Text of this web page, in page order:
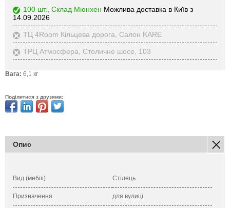
100 шт., Склад Мюнхен Можлива доставка в Київ з
14.09.2026
ТЦ 4Room Кільцева дорога, Салон KARE
ТРЦ Атмосфера, Столичне шосе, 103
Вага: 6,1 кг
Поділитися з друзями:
Опис
Вид (меблі) Стілець
Призначення для вулиці